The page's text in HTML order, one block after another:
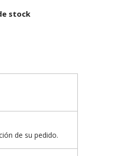
stock
de su pedido.